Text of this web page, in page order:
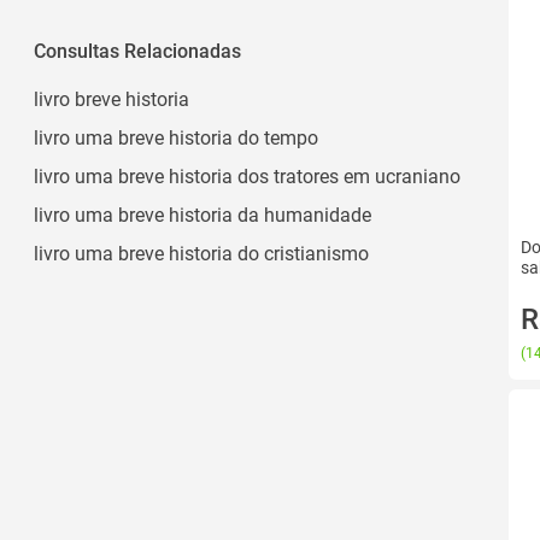
2023
Ver todos
Capa Dura
Consultas Relacionadas
livro breve historia
livro uma breve historia do tempo
livro uma breve historia dos tratores em ucraniano
livro uma breve historia da humanidade
livro uma breve historia do cristianismo
(